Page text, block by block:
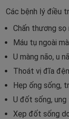
Các bệnh lý điều
Chấn thương sọ
Máu tụ ngoài
U màng não, u
Thoát vị đĩa
Hẹp ống sống,
U đốt sống,
Xẹp đốt sống